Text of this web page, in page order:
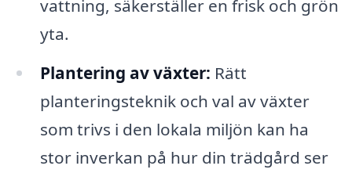
vattning, säkerställer en frisk och grön
yta.
Plantering av växter: Rätt
planteringsteknik och val av växter
som trivs i den lokala miljön kan ha
stor inverkan på hur din trädgård ser